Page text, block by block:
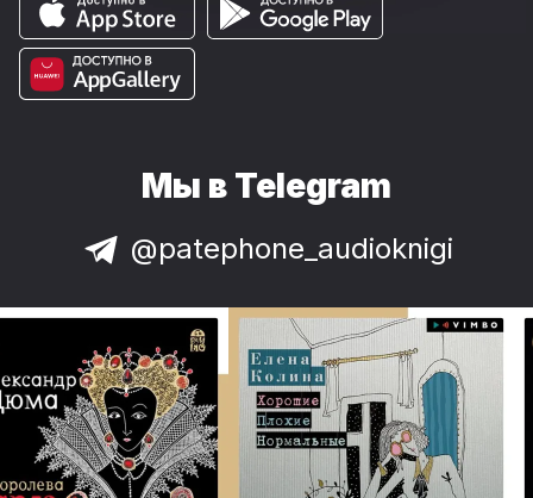
Мы в Telegram
@patephone_audioknigi